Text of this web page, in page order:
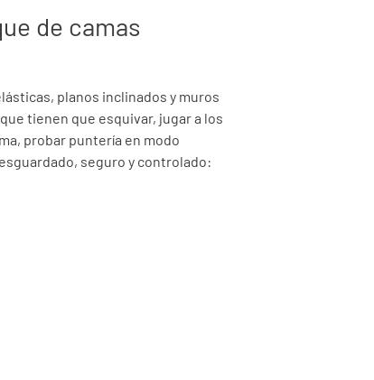
de camas
planos inclinados y muros
tienen que esquivar, jugar a los
probar puntería en modo
seguro y controlado: